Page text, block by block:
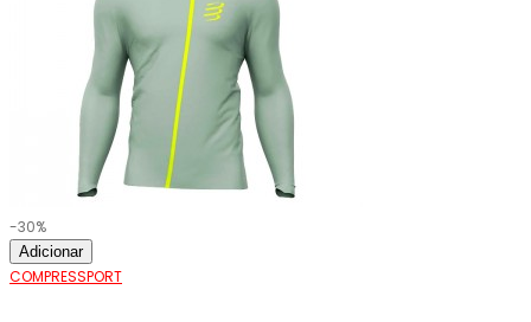
-30%
Adicionar
COMPRESSPORT